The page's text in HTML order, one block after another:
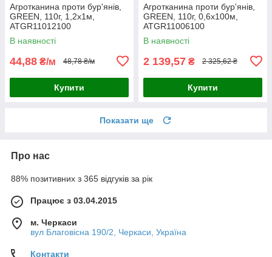
Агротканина проти бур'янів,
GREEN, 110г, 1,2х1м,
ATGR11012100
В наявності
44,88 ₴/м 48,78 ₴/м
Купити
Агротканина проти бур'янів,
GREEN, 110г, 0,6х100м,
ATGR11006100
В наявності
2 139,57 ₴ 2 325,62 ₴
Купити
Показати ще
Про нас
88% позитивних з 365 відгуків за рік
Працює з 03.04.2015
м. Черкаси
вул Благовісна 190/2, Черкаси, Україна
Контакти